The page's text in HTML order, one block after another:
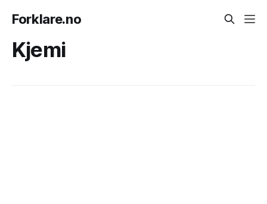
Forklare.no
Kjemi